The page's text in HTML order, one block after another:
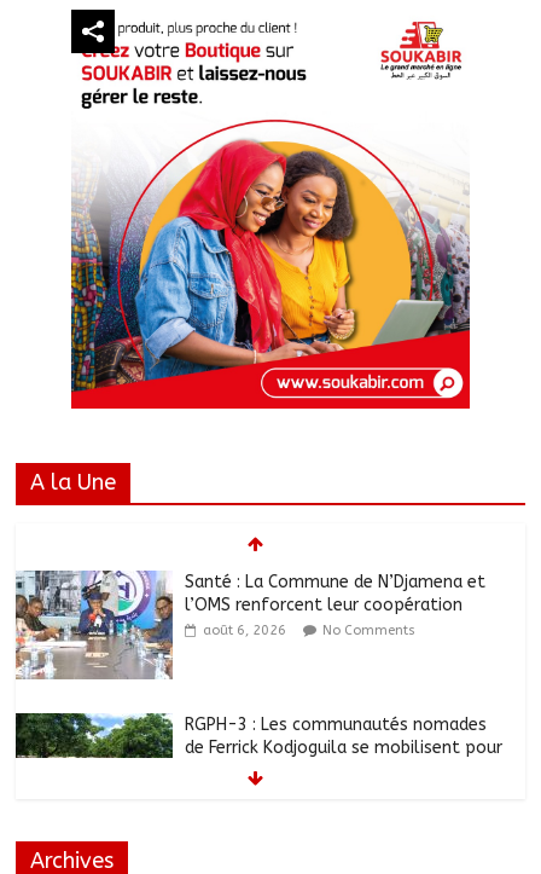
A la Une
Santé : La Commune de N’Djamena et
l’OMS renforcent leur coopération
août 6, 2026 No Comments
RGPH-3 : Les communautés nomades
de Ferrick Kodjoguila se mobilisent pour
le recensement
Archives